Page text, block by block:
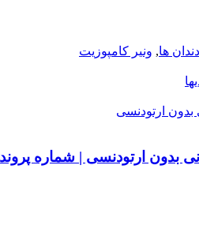
ها, ونیر کامپوزیت
بدون ارتودنسی | شماره